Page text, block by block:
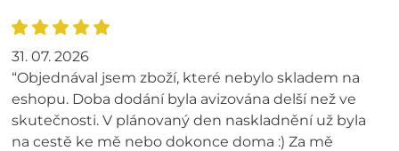
31. 07. 2026
“Objednával jsem zboží, které nebylo skladem na
eshopu. Doba dodání byla avizována delší než ve
skutečnosti. V plánovaný den naskladnění už byla
na cestě ke mě nebo dokonce doma :) Za mě